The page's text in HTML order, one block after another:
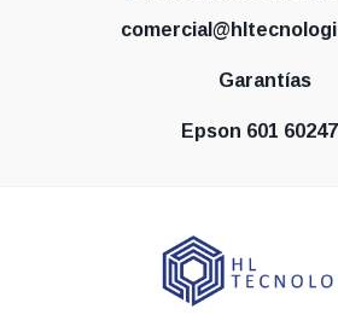
Garantías
Epson 601